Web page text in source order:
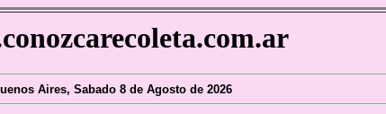
Aires, Sabado 8 de Agosto de 2026